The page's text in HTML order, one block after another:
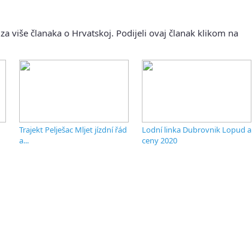
za više članaka o Hrvatskoj. Podijeli ovaj članak klikom na
Trajekt Pelješac Mljet jízdní řád
a...
Lodní linka Dubrovnik Lopud a
ceny 2020